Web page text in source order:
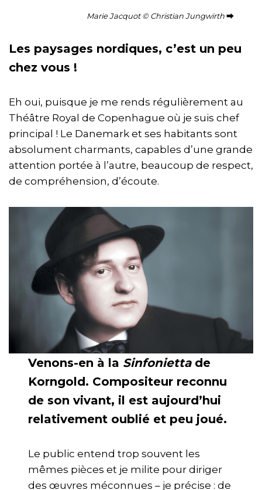
Marie Jacquot© Christian Jungwirth⮕
Les paysages nordiques, c’est un peu
chez vous !
Eh oui, puisque je me rends régulièrement au
Théâtre Royal de Copenhague où je suis chef
principal ! Le Danemark et ses habitants sont
absolument charmants, capables d’une grande
attention portée à l’autre, beaucoup de respect,
de compréhension, d’écoute.
Venons-en à la Sinfonietta de
Korngold. Compositeur reconnu
de son vivant, il est aujourd’hui
relativement oublié et peu joué.
Le public entend trop souvent les
mêmes pièces et je milite pour diriger
des œuvres méconnues – je précise : de